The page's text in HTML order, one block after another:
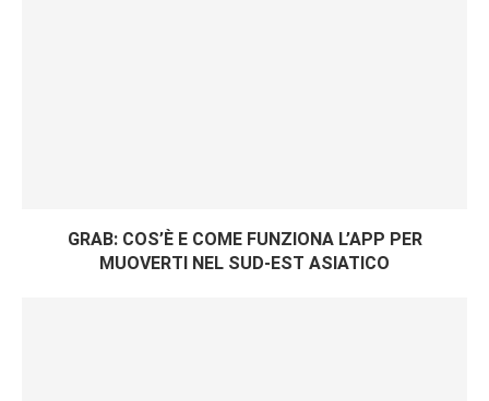
GRAB: COS’È E COME FUNZIONA L’APP PER
MUOVERTI NEL SUD-EST ASIATICO